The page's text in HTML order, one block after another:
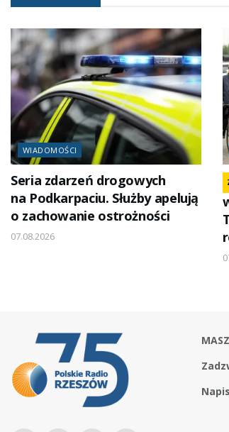
WIADOMOŚCI
Seria zdarzeń drogowych
na Podkarpaciu. Służby apelują
o zachowanie ostrożności
07.08.2026